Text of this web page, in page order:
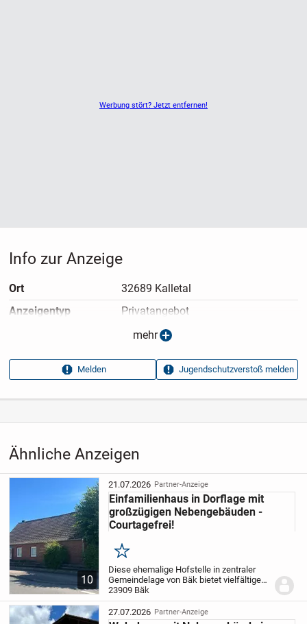
Werbung stört? Jetzt entfernen!
Ähnliche Anzeigen
10
21.07.2026 Partner-Anzeige
Einfamilienhaus in Dorflage mit
großzügigen Nebengebäuden -
Courtagefrei!
Merken
Diese ehemalige Hofstelle in zentraler
Gemeindelage von Bäk bietet vielfältige
Möglichkeiten für Handwerker oder
Käufer, die großzügige Nutzflächen mit
Wohnraum kombinieren möchten. Auf
einem ca. 574...
23909 Bäk
27.07.2026 Partner-Anzeige
Info zur Anzeige
Ort
32689 Kalletal
Anzeigen­typ
Privatangebot
13.05.2026
Aufrufe dieser
24
mehr
Melden Jugendschutzverstoß melden